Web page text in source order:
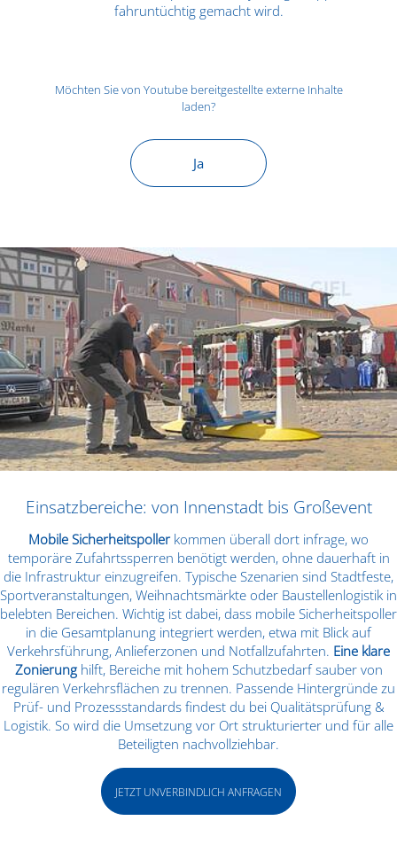
fahruntüchtig gemacht wird.
Möchten Sie von Youtubebereitgestellte externe Inhalte
laden?
Ja
Einsatzbereiche: von Innenstadt bis Großevent
Mobile Sicherheitspoller kommen überall dort infrage, wo
temporäre Zufahrtssperren benötigt werden, ohne dauerhaft in
die Infrastruktur einzugreifen. Typische Szenarien sind Stadtfeste,
Sportveranstaltungen, Weihnachtsmärkte oder Baustellenlogistik in
belebten Bereichen. Wichtig ist dabei, dass mobile Sicherheitspoller
in die Gesamtplanung integriert werden, etwa mit Blick auf
Verkehrsführung, Anlieferzonen und Notfallzufahrten. Eine klare
Zonierunghilft, Bereiche mit hohem Schutzbedarf sauber von
regulären Verkehrsflächen zu trennen. Passende Hintergründe zu
Prüf- und Prozessstandards findest du bei Qualitätsprüfung &
Logistik. So wird die Umsetzung vor Ort strukturierter und für alle
Beteiligten nachvollziehbar.
JETZT UNVERBINDLICH ANFRAGEN